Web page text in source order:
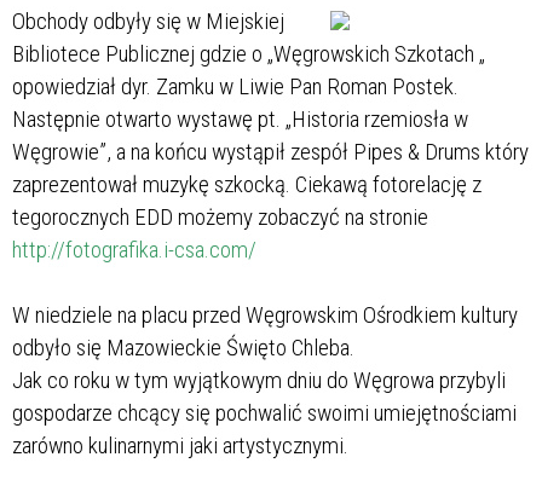
Obchody odbyły się w Miejskiej
Bibliotece Publicznej gdzie o „Węgrowskich Szkotach „
opowiedział dyr. Zamku w Liwie Pan Roman Postek.
Następnie otwarto wystawę pt. „Historia rzemiosła w
Węgrowie”, a na końcu wystąpił zespół Pipes & Drums który
zaprezentował muzykę szkocką. Ciekawą fotorelację z
tegorocznych EDD możemy zobaczyć na stronie
http://fotografika.i-csa.com/
W niedziele na placu przed Węgrowskim Ośrodkiem kultury
odbyło się Mazowieckie Święto Chleba.
Jak co roku w tym wyjątkowym dniu do Węgrowa przybyli
gospodarze chcący się pochwalić swoimi umiejętnościami
zarówno kulinarnymi jaki artystycznymi.